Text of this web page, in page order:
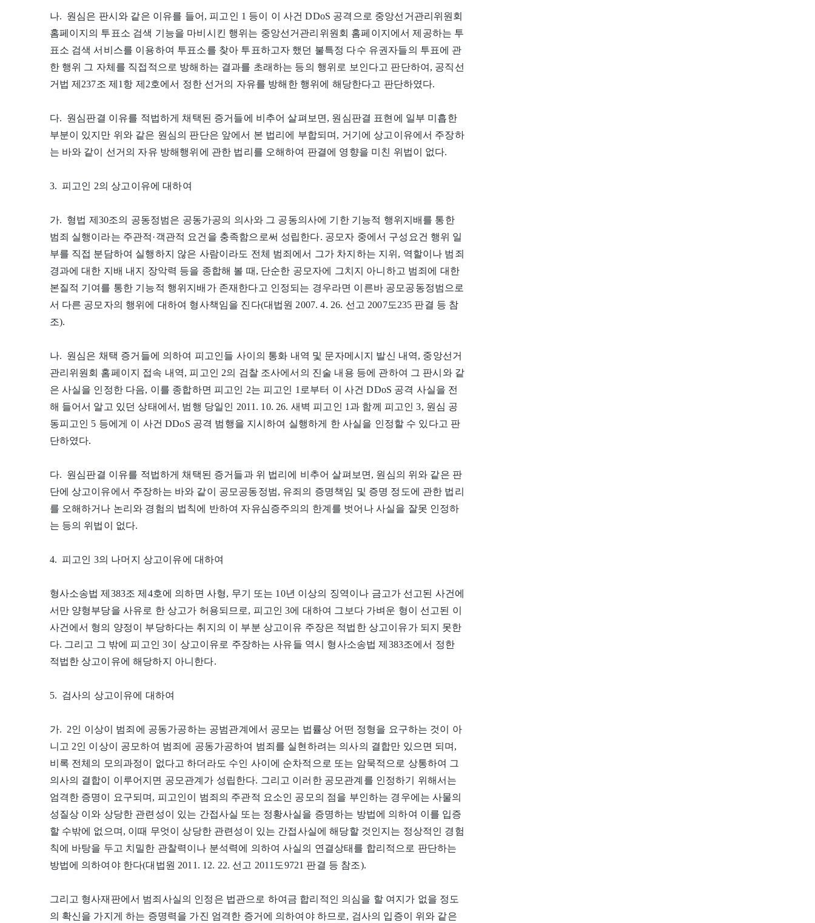
나. 원심은 판시와 같은 이유를 들어, 피고인 1 등이 이 사건 DDoS 공격으로 중앙선거관리위원회
홈페이지의 투표소 검색 기능을 마비시킨 행위는 중앙선거관리위원회 홈페이지에서 제공하는 투
표소 검색 서비스를 이용하여 투표소를 찾아 투표하고자 했던 불특정 다수 유권자들의 투표에 관
한 행위 그 자체를 직접적으로 방해하는 결과를 초래하는 등의 행위로 보인다고 판단하여, 공직선
거법 제237조 제1항 제2호에서 정한 선거의 자유를 방해한 행위에 해당한다고 판단하였다.
다. 원심판결 이유를 적법하게 채택된 증거들에 비추어 살펴보면, 원심판결 표현에 일부 미흡한
부분이 있지만 위와 같은 원심의 판단은 앞에서 본 법리에 부합되며, 거기에 상고이유에서 주장하
는 바와 같이 선거의 자유 방해행위에 관한 법리를 오해하여 판결에 영향을 미친 위법이 없다.
3. 피고인 2의 상고이유에 대하여
가. 형법 제30조의 공동정범은 공동가공의 의사와 그 공동의사에 기한 기능적 행위지배를 통한
범죄 실행이라는 주관적·객관적 요건을 충족함으로써 성립한다. 공모자 중에서 구성요건 행위 일
부를 직접 분담하여 실행하지 않은 사람이라도 전체 범죄에서 그가 차지하는 지위, 역할이나 범죄
경과에 대한 지배 내지 장악력 등을 종합해 볼 때, 단순한 공모자에 그치지 아니하고 범죄에 대한
본질적 기여를 통한 기능적 행위지배가 존재한다고 인정되는 경우라면 이른바 공모공동정범으로
서 다른 공모자의 행위에 대하여 형사책임을 진다(대법원 2007. 4. 26. 선고 2007도235 판결 등 참
조).
나. 원심은 채택 증거들에 의하여 피고인들 사이의 통화 내역 및 문자메시지 발신 내역, 중앙선거
관리위원회 홈페이지 접속 내역, 피고인 2의 검찰 조사에서의 진술 내용 등에 관하여 그 판시와 같
은 사실을 인정한 다음, 이를 종합하면 피고인 2는 피고인 1로부터 이 사건 DDoS 공격 사실을 전
해 들어서 알고 있던 상태에서, 범행 당일인 2011. 10. 26. 새벽 피고인 1과 함께 피고인 3, 원심 공
동피고인 5 등에게 이 사건 DDoS 공격 범행을 지시하여 실행하게 한 사실을 인정할 수 있다고 판
단하였다.
다. 원심판결 이유를 적법하게 채택된 증거들과 위 법리에 비추어 살펴보면, 원심의 위와 같은 판
단에 상고이유에서 주장하는 바와 같이 공모공동정범, 유죄의 증명책임 및 증명 정도에 관한 법리
를 오해하거나 논리와 경험의 법칙에 반하여 자유심증주의의 한계를 벗어나 사실을 잘못 인정하
는 등의 위법이 없다.
4. 피고인 3의 나머지 상고이유에 대하여
형사소송법 제383조 제4호에 의하면 사형, 무기 또는 10년 이상의 징역이나 금고가 선고된 사건에
서만 양형부당을 사유로 한 상고가 허용되므로, 피고인 3에 대하여 그보다 가벼운 형이 선고된 이
사건에서 형의 양정이 부당하다는 취지의 이 부분 상고이유 주장은 적법한 상고이유가 되지 못한
다. 그리고 그 밖에 피고인 3이 상고이유로 주장하는 사유들 역시 형사소송법 제383조에서 정한
적법한 상고이유에 해당하지 아니한다.
5. 검사의 상고이유에 대하여
가. 2인 이상이 범죄에 공동가공하는 공범관계에서 공모는 법률상 어떤 정형을 요구하는 것이 아
니고 2인 이상이 공모하여 범죄에 공동가공하여 범죄를 실현하려는 의사의 결합만 있으면 되며,
비록 전체의 모의과정이 없다고 하더라도 수인 사이에 순차적으로 또는 암묵적으로 상통하여 그
의사의 결합이 이루어지면 공모관계가 성립한다. 그리고 이러한 공모관계를 인정하기 위해서는
엄격한 증명이 요구되며, 피고인이 범죄의 주관적 요소인 공모의 점을 부인하는 경우에는 사물의
성질상 이와 상당한 관련성이 있는 간접사실 또는 정황사실을 증명하는 방법에 의하여 이를 입증
할 수밖에 없으며, 이때 무엇이 상당한 관련성이 있는 간접사실에 해당할 것인지는 정상적인 경험
칙에 바탕을 두고 치밀한 관찰력이나 분석력에 의하여 사실의 연결상태를 합리적으로 판단하는
방법에 의하여야 한다(대법원 2011. 12. 22. 선고 2011도9721 판결 등 참조).
그리고 형사재판에서 범죄사실의 인정은 법관으로 하여금 합리적인 의심을 할 여지가 없을 정도
의 확신을 가지게 하는 증명력을 가진 엄격한 증거에 의하여야 하므로, 검사의 입증이 위와 같은